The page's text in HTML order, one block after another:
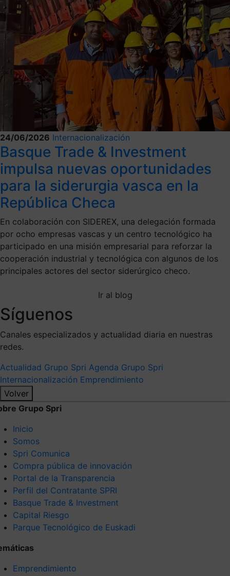
24/06/2026 Internacionalización
Basque Trade & Investment
impulsa nuevas oportunidades
para la siderurgia vasca en la
República Checa
En colaboración con SIDEREX, una delegación formada
por ocho empresas vascas y un centro tecnológico ha
participado en una misión empresarial para reforzar la
cooperación industrial y tecnológica con algunos de los
principales actores del sector siderúrgico checo.
Ir al blog
Síguenos
Canales especializados y actualidad diaria en nuestras
redes.
Actualidad Grupo Spri Agenda Grupo Spri
Internacionalización Emprendimiento
Volver
Grupo Spri
Inicio
Somos
Spri Comunica
Compra pública de innovación
Portal de la Transparencia
Perfil del Contratante SPRI
Basque Trade & Investment
Capital Riesgo
Parque Tecnológico de Euskadi
Emprendimiento